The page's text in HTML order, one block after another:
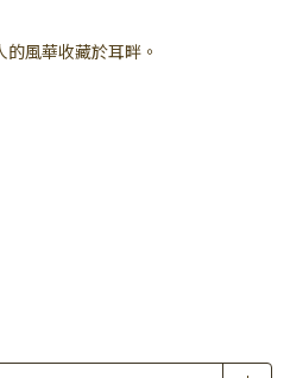
風華收藏於耳畔。